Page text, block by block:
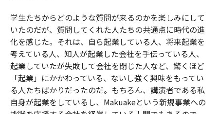
学生たちからどのような質問が来るのかを楽しみにして
いたのだが、質問してくれた人たちの共通点に時代の進
化を感じた。それは、自ら起業している人、将来起業を
考えている人、知人が起業した会社を手伝っている人、
起業していたが失敗して会社を閉じた人など、驚くほど
「起業」にかかわっている、ないし強く興味をもってい
る人たちばかりだったのだ。もちろん、講演者である私
自身が起業をしているし、Makuakeという新規事業への